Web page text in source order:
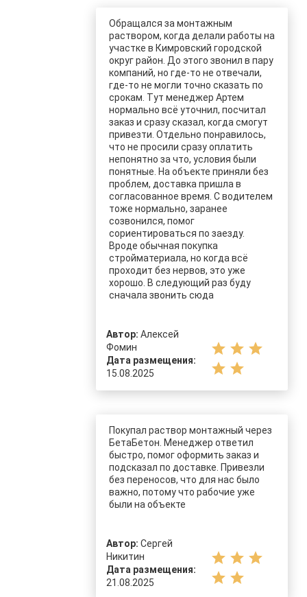
Обращался за монтажным
раствором, когда делали работы на
участке в Кимровский городской
округ район. До этого звонил в пару
компаний, но где-то не отвечали,
где-то не могли точно сказать по
срокам. Тут менеджер Артем
нормально всё уточнил, посчитал
заказ и сразу сказал, когда смогут
привезти. Отдельно понравилось,
что не просили сразу оплатить
непонятно за что, условия были
понятные. На объекте приняли без
проблем, доставка пришла в
согласованное время. С водителем
тоже нормально, заранее
созвонился, помог
сориентироваться по заезду.
Вроде обычная покупка
стройматериала, но когда всё
проходит без нервов, это уже
хорошо. В следующий раз буду
сначала звонить сюда
Автор: Алексей
Фомин
Дата размещения:
15.08.2025
star star star
star star
Покупал раствор монтажный через
БетаБетон. Менеджер ответил
быстро, помог оформить заказ и
подсказал по доставке. Привезли
без переносов, что для нас было
важно, потому что рабочие уже
были на объекте
Автор: Сергей
Никитин
Дата размещения:
21.08.2025
star star star
star star